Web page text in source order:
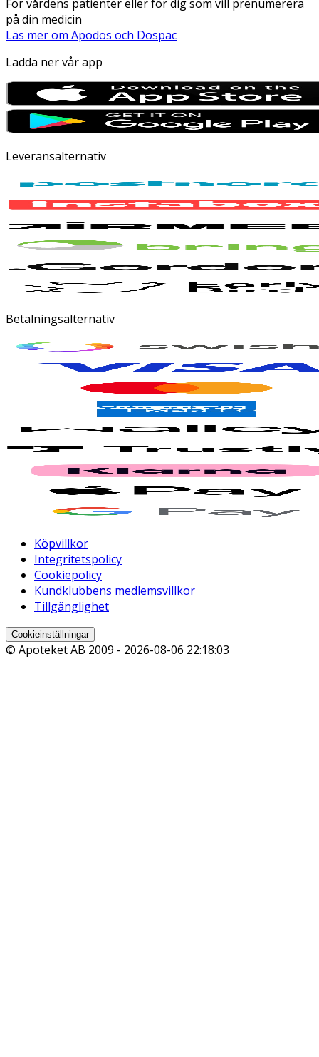
För vårdens patienter eller för dig som vill prenumerera
på din medicin
Läs mer om Apodos och Dospac
Ladda ner vår app
Leveransalternativ
Betalningsalternativ
Köpvillkor
Integritetspolicy
Cookiepolicy
Kundklubbens medlemsvillkor
Tillgänglighet
Cookieinställningar
© Apoteket AB 2009 - 2026-08-06 22:18:03